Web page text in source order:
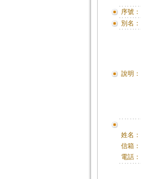
序號：
別名：
說明：
姓名：
信箱：
電話：